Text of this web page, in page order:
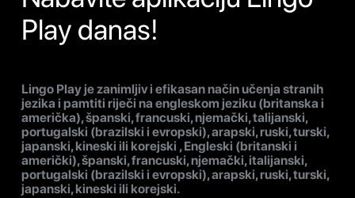
Play danas!
Lingo Play je zanimljiv i efikasan način učenja stranih
jezika i pamtiti riječi na engleskom jeziku (britanska i
američka), španski, francuski, njemački, talijanski,
portugalski (brazilski i evropski), arapski, ruski, turski,
japanski, kineski ili korejski , Engleski (britanski i
američki), španski, francuski, njemački, italijanski,
portugalski (brazilski i evropski), arapski, ruski, turski,
japanski, kineski ili korejski.